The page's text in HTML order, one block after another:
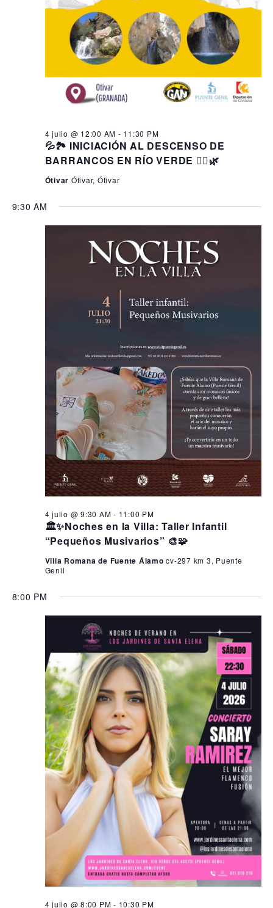
💦🏞️ INICIACIÓN AL DESCENSO DE
BARRANCOS EN RÍO VERDE 🧗‍♂️🌿
4 julio @ 12:00 AM - 11:30 PM
Ótivar Ótivar, Ótivar
9:30 AM
🏛️✨Noches en la Villa: Taller Infantil
“Pequeños Musivarios” 🎨🧩
4 julio @ 9:30 AM - 11:00 PM
Villa Romana de Fuente Álamocv-297 km 3, Puente
Genil
8:00 PM
4 julio @ 8:00 PM - 10:30 PM